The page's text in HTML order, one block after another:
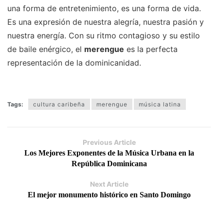
una forma de entretenimiento, es una forma de vida.
Es una expresión de nuestra alegría, nuestra pasión y
nuestra energía. Con su ritmo contagioso y su estilo
de baile enérgico, el merengue es la perfecta
representación de la dominicanidad.
Tags: cultura caribeña merengue música latina
Previous Article
Los Mejores Exponentes de la Música Urbana en la
República Dominicana
Next Article
El mejor monumento histórico en Santo Domingo